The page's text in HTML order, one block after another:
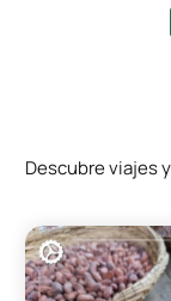
Descubre viajes